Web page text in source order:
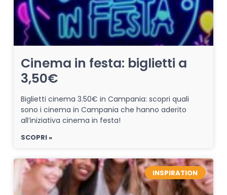
Cinema in festa: biglietti a
3,50€
Biglietti cinema 3.50€ in Campania: scopri quali
sono i cinema in Campania che hanno aderito
all’iniziativa cinema in festa!
SCOPRI »
INSPIRATION